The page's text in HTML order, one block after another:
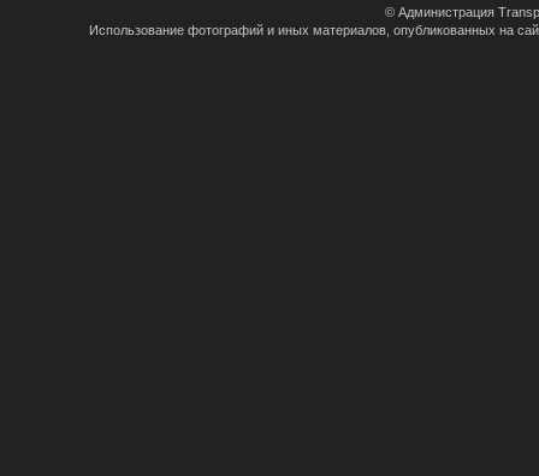
© Администрация
Использование фотографий и иных материалов, опубликованных на